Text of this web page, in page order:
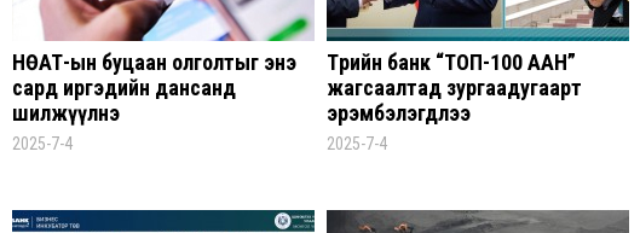
НӨАТ-ын буцаан олголтыг энэ
сард иргэдийн дансанд
шилжүүлнэ
2025-7-4
Төрийн банк “ТОП-100 ААН”
жагсаалтад зургаадугаарт
эрэмбэлэгдлээ
2025-7-4